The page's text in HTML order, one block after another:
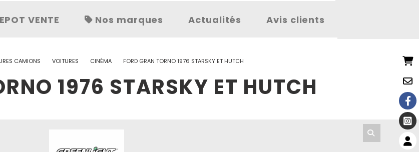
VENTE Nos marques Actualités Avis clients
CAMIONS VOITURES CINÉMA FORD GRAN TORNO 1976 STARSKY ET HUTCH
1976 STARSKY ET HUTCH